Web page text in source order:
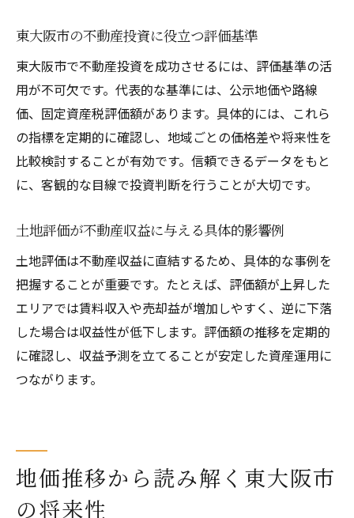
公示価格や坪単価から見る土地価値の変化
公示価格と坪単価で把握する不動産価値の
推移
東大阪市の坪単価が示す土地評価の現状
不動産評価額に影響する公示価格の見方
公的データから知る土地価値の変動ポイン
ト
能性
土地評価における坪単価と公示価格の比較
活用法
東大阪市における地価ランキングの見方と活用
法
地価ランキングが不動産選びに与える影響
とは
土地評価と地価ランキングの関連性を解説
不動産投資判断に役立つ地価ランキングの
東大阪市の不動産投資に役立つ評価基準
東大阪市で不動産投資を成功させるには、評価基準の活
用が不可欠です。代表的な基準には、公示地価や路線
価、固定資産税評価額があります。具体的には、これら
の指標を定期的に確認し、地域ごとの価格差や将来性を
比較検討することが有効です。信頼できるデータをもと
に、客観的な目線で投資判断を行うことが大切です。
土地評価が不動産収益に与える具体的影響例
土地評価は不動産収益に直結するため、具体的な事例を
把握することが重要です。たとえば、評価額が上昇した
エリアでは賃料収入や売却益が増加しやすく、逆に下落
した場合は収益性が低下します。評価額の推移を定期的
に確認し、収益予測を立てることが安定した資産運用に
つながります。
地価推移から読み解く東大阪市
の将来性